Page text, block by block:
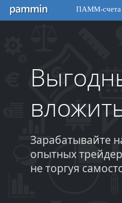
ПАММ-счета
Зарабатывайте
опытных
не торгуя